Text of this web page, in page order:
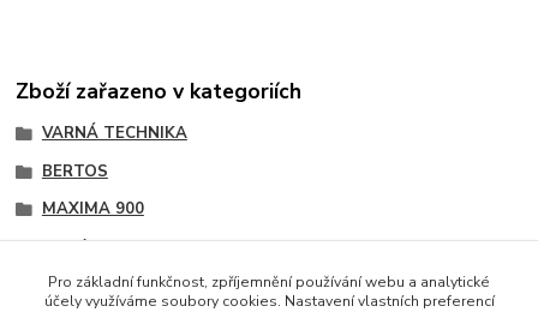
Zboží zařazeno v kategoriích
VARNÁ TECHNIKA
BERTOS
MAXIMA 900
Sporáky
Pro základní funkčnost, zpříjemnění používání webu a analytické
účely využíváme soubory cookies. Nastavení vlastních preferencí